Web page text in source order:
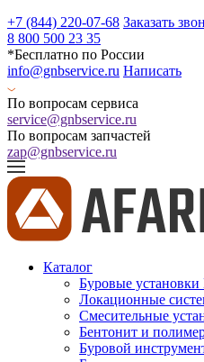
+7 (844) 220-07-68 Заказать
8 800 500 23 35
*Бесплатно по России
info@gnbservice.ru Написать
По вопросам сервиса
service@gnbservice.ru
По вопросам запчастей
zap@gnbservice.ru
Каталог
Буровые
Локационные
Смесительные
Бентонит и
Буровой